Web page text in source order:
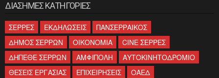
ΔΙΑΣΗΜΕΣ ΚΑΤΗΓΟΡΙΕΣ
ΣΕΡΡΕΣ ΕΚΔΗΛΩΣΕΙΣ
ΠΑΝΣΕΡΡΑΙΚΟΣ
ΔΗΜΟΣ ΣΕΡΡΩΝ
ΟΙΚΟΝΟΜΙΑ
CINE ΣΕΡΡΕΣ
ΔΗΠΕΘΕ ΣΕΡΡΩΝ
ΑΜΦΙΠΟΛΗ
ΑΥΤΟΚΙΝΗΤΟΔΡΟΜΙΟ
ΘΕΣΕΙΣ ΕΡΓΑΣΙΑΣ
ΕΠΙΧΕΙΡΗΣΕΙΣ
ΟΑΕΔ